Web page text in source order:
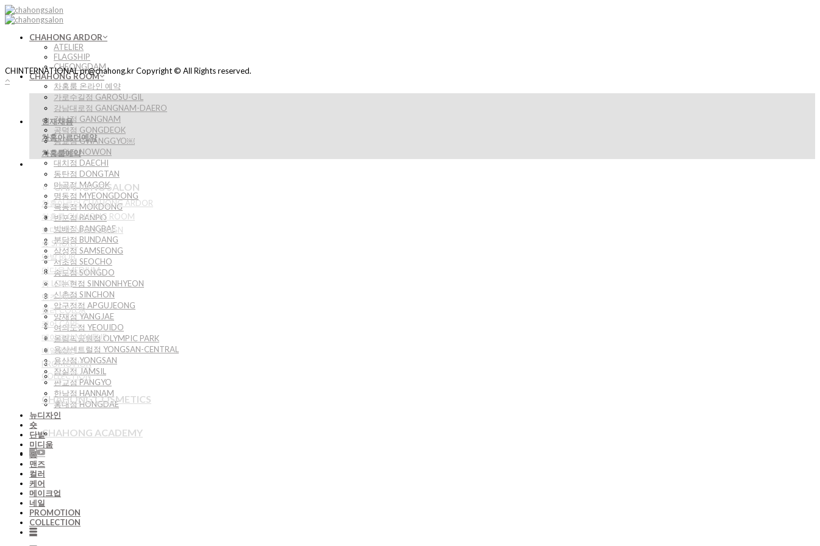
Skip
to
CHAHONG ARDOR
ATELIER
FLAGSHIP
CHEONGDAM
CHAHONG ROOM
차홍룸 온라인 예약
가로수길점 GAROSU-GIL
강남대로점 GANGNAM-DAERO
강남점 GANGNAM
공덕점 GONGDEOK
광교점 GWANGGYO￼
노원점 NOWON
대치점 DAECHI
동탄점 DONGTAN
마곡점 MAGOK
명동점 MYEONGDONG
목동점 MOKDONG
반포점 BANPO
방배점 BANGBAE
분당점 BUNDANG
삼성점 SAMSEONG
서초점 SEOCHO
송도점 SONGDO
신논현점 SINNONHYEON
신촌점 SINCHON
압구정점 APGUJEONG
양재점 YANGJAE
여의도점 YEOUIDO
올림픽공원점 OLYMPIC PARK
용산센트럴점 YONGSAN-CENTRAL
용산점 YONGSAN
잠실점 JAMSIL
판교점 PANGYO
한남점 HANNAM
홍대점 HONGDAE
뉴디자인
숏
단발
미디움
롱
맨즈
컬러
케어
메이크업
네일
PROMOTION
COLLECTION
CHINTERNATIONAL pr@chahong.kr Copyright © All Rights reserved.
인재채용
차홍아르더예약
차홍룸예약
CHAHONG SALON
차홍아르더 CHAHONG ARDOR
차홍룸 CHAHONG ROOM
뉴디자인 NEW DESIGN
숏 SHORT
단발 BOB
미디움 MEDIUM
롱 LONG
맨즈 MAN
컬러 COLOR
케어 CARE
메이크업 MAKEUP
네일NAIL
PROMOTION
COLLECTION
CHAHONG COSMETICS
CHAHONG ACADEMY